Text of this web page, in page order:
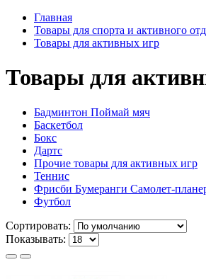
Главная
Товары для спорта и активного
Товары для активных игр
Товары для
Бадминтон Поймай мяч
Баскетбол
Бокс
Дартс
Прочие товары для активных игр
Теннис
Фрисби Бумеранги Самолет-
Футбол
Сортировать:
Показывать: